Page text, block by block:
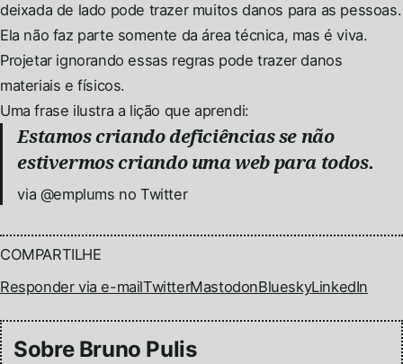
deixada de lado pode trazer muitos danos para as pessoas.
Ela não faz parte somente da área técnica, mas é viva.
Projetar ignorando essas regras pode trazer danos
materiais e físicos.
Uma frase ilustra a lição que aprendi:
Estamos criando deficiências se não
estivermos criando uma web para todos.
via @emplums no Twitter
COMPARTILHE
Responder via e-mailTwitterMastodonBlueskyLinkedIn
Sobre Bruno Pulis